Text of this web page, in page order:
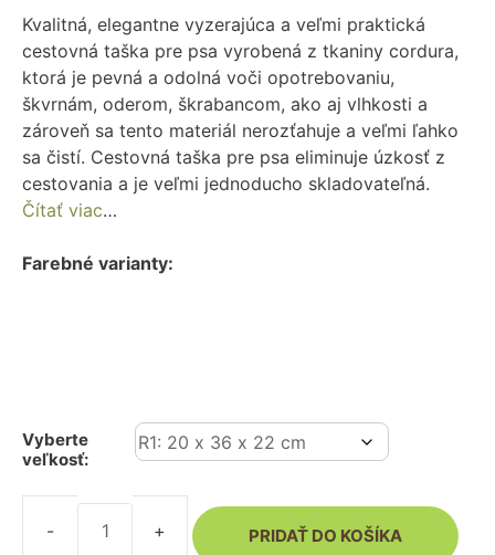
Kvalitná, elegantne vyzerajúca a veľmi praktická
cestovná taška pre psa vyrobená z tkaniny cordura,
ktorá je pevná a odolná voči opotrebovaniu,
škvrnám, oderom, škrabancom, ako aj vlhkosti a
zároveň sa tento materiál nerozťahuje a veľmi ľahko
sa čistí. Cestovná taška pre psa eliminuje úzkosť z
cestovania a je veľmi jednoducho skladovateľná.
Čítať viac…
Farebné varianty:
Vyberte
veľkosť:
množstvoPRIDAŤ DO KOŠÍKA